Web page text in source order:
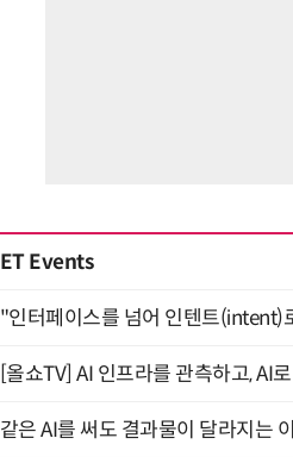
ET Events
"인터페이스를 넘어 인텐트(intent)
[올쇼TV] AI 인프라를 관측하고, AI
같은 AI를 써도 결과물이 달라지는